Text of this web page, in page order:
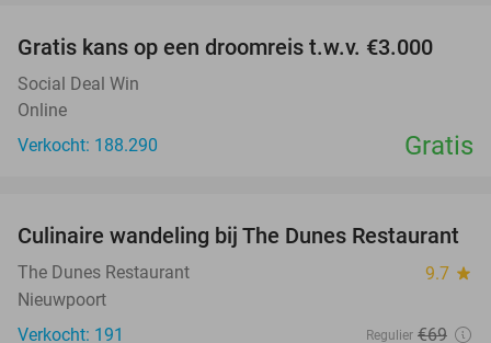
Gratis kans op een droomreis t.w.v. €3.000
Social Deal Win
Online
Verkocht: 188.290
Gratis
28%
Culinaire wandeling bij The Dunes Restaurant
The Dunes Restaurant 9.7 star
Nieuwpoort
Verkocht: 191
Regulier €69